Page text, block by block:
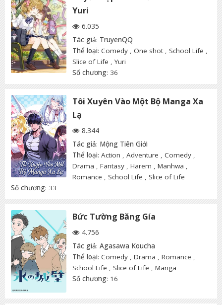
Yuri
6.035
Tác giả: TruyenQQ
Thể loại: Comedy , One shot, School Life ,
Slice of Life ,Yuri
Số chương: 36
Tôi Xuyên Vào Một Bộ Manga Xa
Lạ
8.344
Tác giả: Mộng Tiên Giới
Thể loại: Action , Adventure , Comedy ,
Drama , Fantasy , Harem , Manhwa ,
Romance , School Life , Slice of Life
Số chương: 33
Bức Tường Băng Gía
4.756
Tác giả: Agasawa Koucha
Thể loại: Comedy , Drama , Romance ,
School Life , Slice of Life , Manga
Số chương: 16